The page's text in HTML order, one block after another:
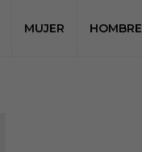
MUJER HOMBRE